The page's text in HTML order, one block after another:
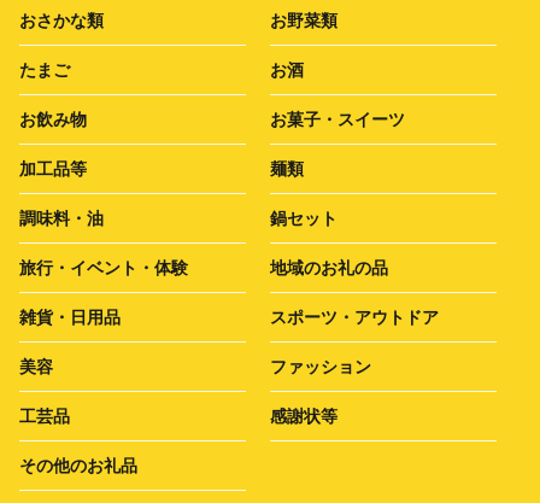
おさかな類 お野菜類
たまご お酒
お飲み物 お菓子・スイーツ
加工品等 麺類
調味料・油 鍋セット
旅行・イベント・体験 地域のお礼の品
雑貨・日用品 スポーツ・アウトドア
美容 ファッション
工芸品 感謝状等
その他のお礼品